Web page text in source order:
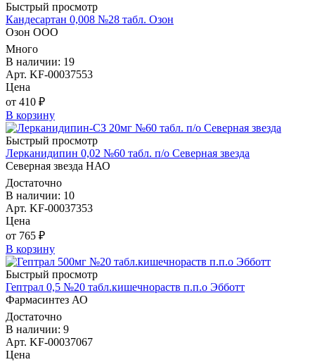
Быстрый просмотр
Кандесартан 0,008 №28 табл. Озон
Озон ООО
Много
В наличии: 19
Арт. KF-00037553
Цена
от 410 ₽
В корзину
Быстрый просмотр
Лерканидипин 0,02 №60 табл. п/о Северная звезда
Северная звезда НАО
Достаточно
В наличии: 10
Арт. KF-00037353
Цена
от 765 ₽
В корзину
Быстрый просмотр
Гептрал 0,5 №20 табл.кишечнораств п.п.о Эбботт
Фармасинтез АО
Достаточно
В наличии: 9
Арт. KF-00037067
Цена